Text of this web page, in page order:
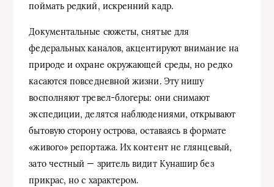
поймать редкий, искренний кадр.
Документальные сюжеты, снятые для
федеральных каналов, акцентируют внимание на
природе и охране окружающей среды, но редко
касаются повседневной жизни. Эту нишу
восполняют тревел-блогеры: они снимают
экспедиции, делятся наблюдениями, открывают
бытовую сторону острова, оставаясь в формате
«живого» репортажа. Их контент не глянцевый,
зато честный — зритель видит Кунашир без
прикрас, но с характером.